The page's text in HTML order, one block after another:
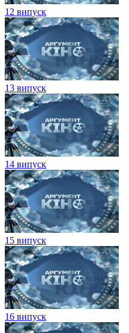
12 випуск
13 випуск
14 випуск
15 випуск
16 випуск